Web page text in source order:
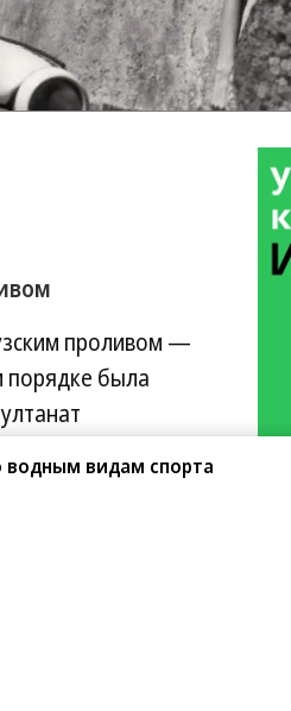
проливом —
порядке была
система
водным видам спорта